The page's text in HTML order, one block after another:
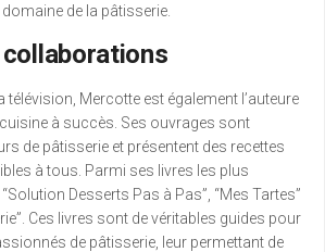
de la pâtisserie.
télévision, Mercotte est également l’auteure
à succès. Ses ouvrages sont
de pâtisserie et présentent des recettes
à tous. Parmi ses livres les plus
Desserts Pas à Pas”, “Mes Tartes”
Ces livres sont de véritables guides pour
de pâtisserie, leur permettant de